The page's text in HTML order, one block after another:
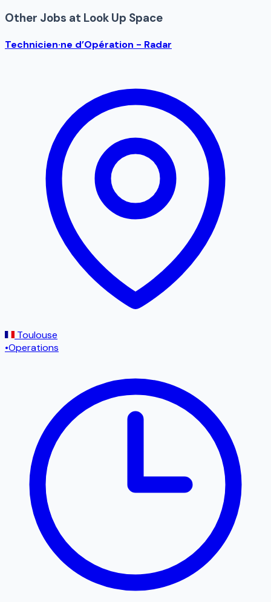
Other Jobs at Look Up Space
Technicien·ne d’Opération - Radar
Toulouse
•Operations